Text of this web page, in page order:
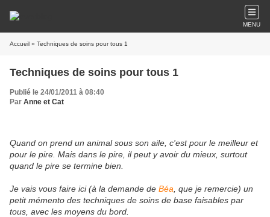
MENU
Accueil » Techniques de soins pour tous 1
Techniques de soins pour tous 1
Publié le 24/01/2011 à 08:40
Par Anne et Cat
Quand on prend un animal sous son aile, c'est pour le meilleur et
pour le pire. Mais dans le pire, il peut y avoir du mieux, surtout
quand le pire se termine bien.
Je vais vous faire ici (à la demande de Béa , que je remercie) un
petit mémento des techniques de soins de base faisables par
tous, avec les moyens du bord.